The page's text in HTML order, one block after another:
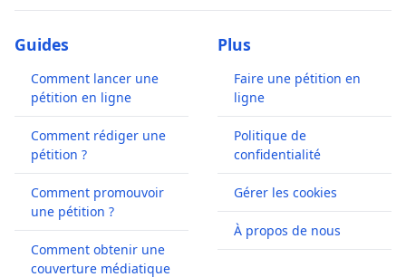
Guides
Comment lancer une
pétition en ligne
Comment rédiger une
pétition ?
Comment promouvoir
une pétition ?
Comment obtenir une
couverture médiatique
Plus
Faire une pétition en
ligne
Politique de
confidentialité
Gérer les cookies
À propos de nous